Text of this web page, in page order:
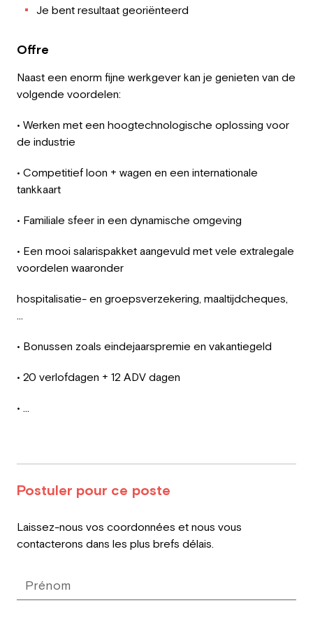
Je bent resultaat georiënteerd
Offre
Naast een enorm fijne werkgever kan je genieten van de
volgende voordelen:
• Werken met een hoogtechnologische oplossing voor
de industrie
• Competitief loon + wagen en een internationale
tankkaart
• Familiale sfeer in een dynamische omgeving
• Een mooi salarispakket aangevuld met vele extralegale
voordelen waaronder
hospitalisatie- en groepsverzekering, maaltijdcheques,
...
• Bonussen zoals eindejaarspremie en vakantiegeld
• 20 verlofdagen + 12 ADV dagen
• …
Postuler pour ce poste
Laissez-nous vos coordonnées et nous vous
contacterons dans les plus brefs délais.